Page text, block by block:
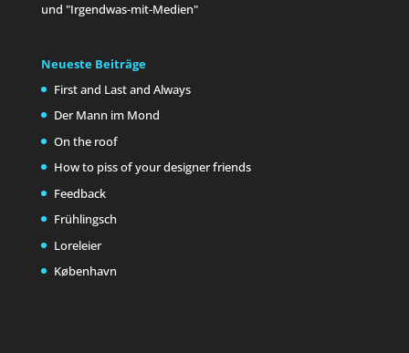
und "Irgendwas-mit-Medien"
Neueste Beiträge
First and Last and Always
Der Mann im Mond
On the roof
How to piss of your designer friends
Feedback
Frühlingsch
Loreleier
København